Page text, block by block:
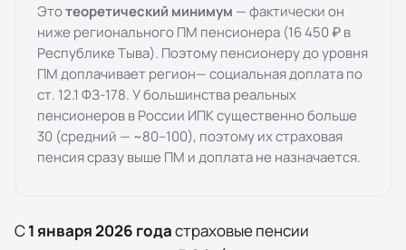
Этотеоретический минимум — фактически он
ниже регионального ПМ пенсионера (16 450 ₽в
Республике Тыва). Поэтому пенсионеру до уровня
ПМ доплачиваетрегион— социальная доплата по
ст. 12.1 ФЗ-178. У большинства реальных
пенсионеров в России ИПК существенно больше
30 (средний — ~80–100), поэтому их страховая
пенсия сразу выше ПМ и доплата не назначается.
С1 января2026 годастраховые пенсии